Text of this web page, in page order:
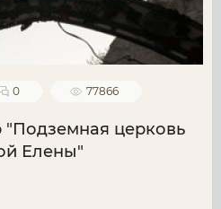
0 77866
"Подземная церковь
Елены"